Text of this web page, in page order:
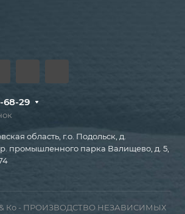
68-29
область, г.о. Подольск, д.
промышленного парка Валищево, д. 5,
& Ко - ПРОИЗВОДСТВО НЕЗАВИСИМЫХ